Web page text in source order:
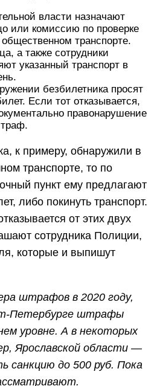
власти назначают
или комиссию по проверке
транспорте.
а также сотрудники
указанный транспорт в
безбилетника просят
Если тот отказывается,
правонарушение
к примеру, обнаружили в
транспорте, то по
пункт ему предлагают
либо покинуть транспорт.
от этих двух
сотрудника Полиции,
которые и выпишут
штрафов в 2020 году,
Петербурге штрафы
уровне. А в некоторых
Ярославской области —
санкцию до 500 руб. Пока